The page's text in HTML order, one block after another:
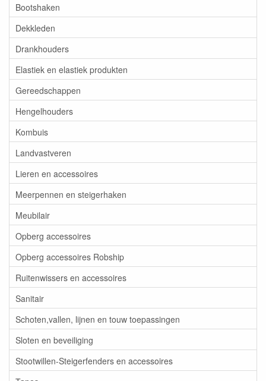
Bootshaken
Dekkleden
Drankhouders
Elastiek en elastiek produkten
Gereedschappen
Hengelhouders
Kombuis
Landvastveren
Lieren en accessoires
Meerpennen en steigerhaken
Meubilair
Opberg accessoires
Opberg accessoires Robship
Ruitenwissers en accessoires
Sanitair
Schoten,vallen, lijnen en touw toepassingen
Sloten en beveiliging
Stootwillen-Steigerfenders en accessoires